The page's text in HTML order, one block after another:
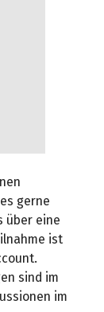
gerne
über eine
ist
sind im
im